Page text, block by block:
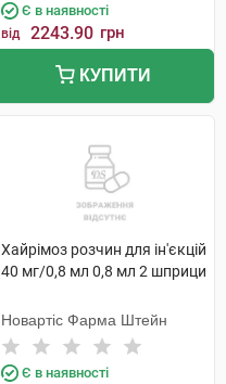
Є в наявності
від 2243.90 грн
КУПИТИ
Хайрімоз розчин для ін'єкцій
40 мг/0,8 мл 0,8 мл 2 шприци
Новартіс Фарма Штейн
Є в наявності